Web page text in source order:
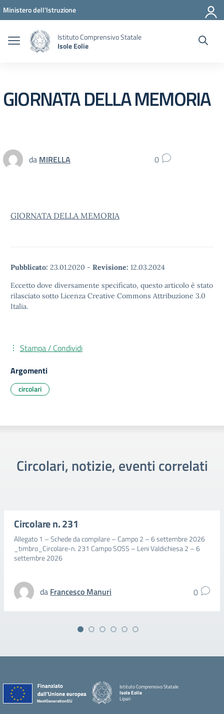
Vai ai contenuti
Vai al menu di navigazione
Vai al footer
Ministero dell'Istruzione
Istituto Comprensivo Statale
Isole Eolie
GIORNATA DELLA MEMORIA
da MIRELLA 0
GIORNATA DELLA MEMORIA
Pubblicato: 23.01.2020 - Revisione: 12.03.2024
Eccetto dove diversamente specificato, questo articolo è stato
rilasciato sotto Licenza Creative Commons Attribuzione 3.0
Italia.
Stampa / Condividi
Argomenti
circolari
Circolari, notizie, eventi correlati
Circolare n. 231
Allegato 1 – Schede da compilare – Campo 2 – 6 settembre 2026
_timbro_Circolare-n. 231 Campo SOSS – Leni Valdichiesa 2 – 6
settembre 2026
da Francesco Manuri 0
Istituto Comprensivo Statale
Isole Eolie
Lipari